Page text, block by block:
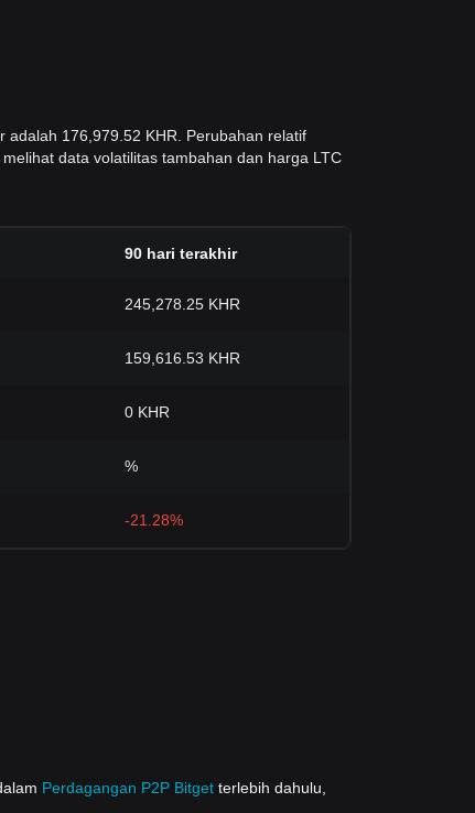
adalah 176,979.52 KHR. Perubahan relatif
data volatilitas tambahan dan harga LTC
90 hari terakhir
245,278.25 KHR
159,616.53 KHR
0 KHR
%
-21.28%
Perdagangan P2P Bitget terlebih dahulu,